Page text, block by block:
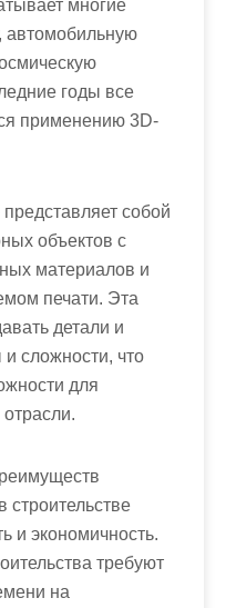
многие
автомобильную
годы все
применению 3D-
собой
объектов с
материалов и
печати. Эта
детали и
сложности, что
для
строительстве
и экономичность.
требуют
на